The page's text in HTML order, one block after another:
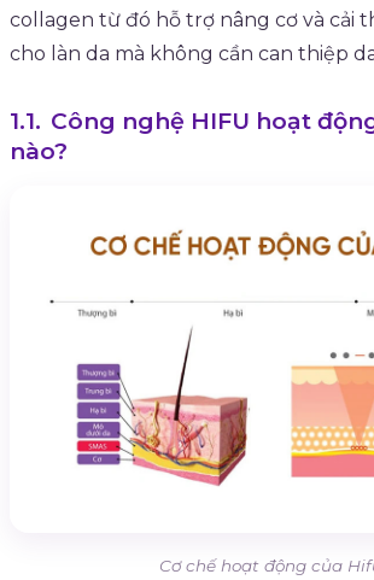
collagen từ đó hỗ trợ nâng cơ và cải
cho làn da mà không cần can thiệp
Công nghệ HIFU hoạt
nào?
Cơ chế hoạt động của